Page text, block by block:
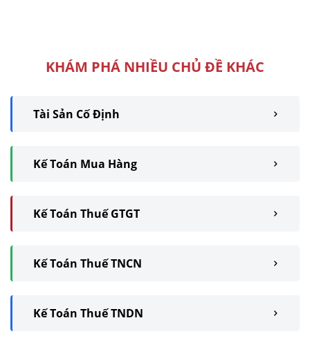
KHÁM PHÁ NHIỀU CHỦ ĐỀ KHÁC
Tài Sản Cố Định
Kế Toán Mua Hàng
Kế Toán Thuế GTGT
Kế Toán Thuế TNCN
Kế Toán Thuế TNDN